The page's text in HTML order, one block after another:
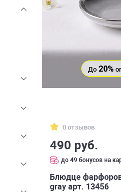
До 20%
0 отзывов
490 руб.
до 49 бонусов на
Блюдце
gray арт. 13456